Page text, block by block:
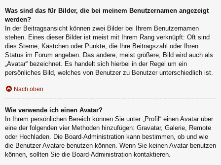
Was sind das für Bilder, die bei meinem Benutzernamen angezeigt
werden?
In der Beitragsansicht können zwei Bilder bei Ihrem Benutzernamen
stehen. Eines dieser Bilder ist meist mit Ihrem Rang verknüpft: Oft sind
dies Sterne, Kästchen oder Punkte, die Ihre Beitragszahl oder Ihren
Status im Forum angeben. Das andere, meist größere, Bild wird auch als
„Avatar“ bezeichnet. Es handelt sich hierbei in der Regel um ein
persönliches Bild, welches von Benutzer zu Benutzer unterschiedlich ist.
Nach oben
Wie verwende ich einen Avatar?
In Ihrem persönlichen Bereich können Sie unter „Profil“ einen Avatar über
eine der folgenden vier Methoden hinzufügen: Gravatar, Galerie, Remote
oder Hochladen. Die Board-Administration kann bestimmen, ob und wie
die Benutzer Avatare benutzen können. Wenn Sie keinen Avatar benutzen
können, sollten Sie die Board-Administration kontaktieren.